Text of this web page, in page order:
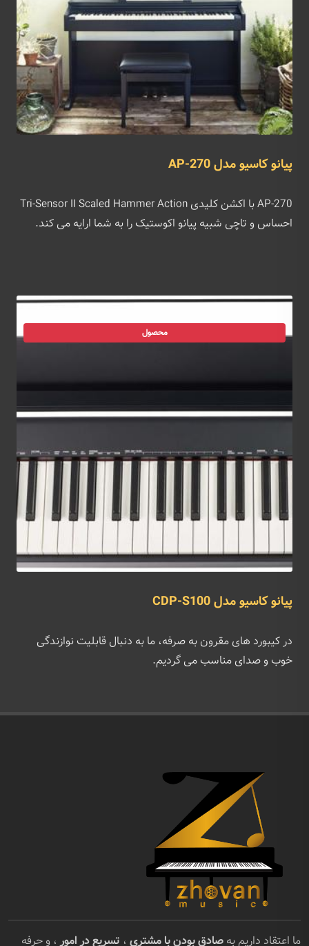
پیانو کاسیو مدل AP-270
AP-270 با اکشن کلیدی Tri-Sensor II Scaled Hammer Action
احساس و تاچی شبیه پیانو اکوستیک را به شما ارایه می کند.
محصول
پیانو کاسیو مدل CDP-S100
در کیبورد های مقرون به صرفه، ما به دنبال قابلیت نوازندگی
خوب و صدای مناسب می گردیم.
ما اعتقاد داریم به صادق بودن با مشتری ، تسریع در امور ، و حرفه